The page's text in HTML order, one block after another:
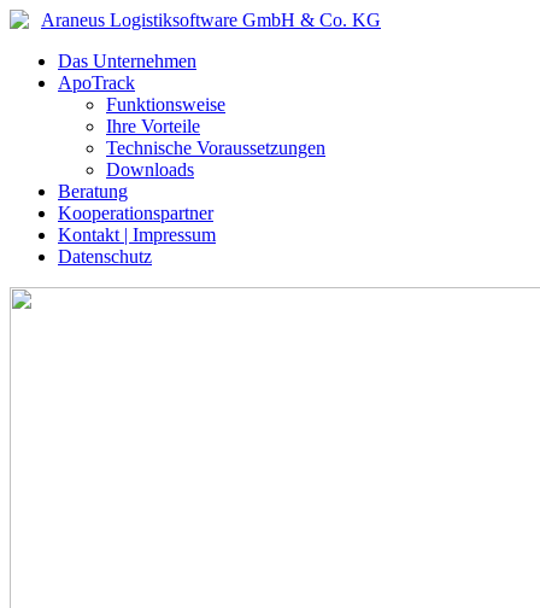
Araneus Logistiksoftware GmbH & Co. KG
Das Unternehmen
ApoTrack
Funktionsweise
Ihre Vorteile
Technische Voraussetzungen
Downloads
Beratung
Kooperationspartner
Kontakt | Impressum
Datenschutz